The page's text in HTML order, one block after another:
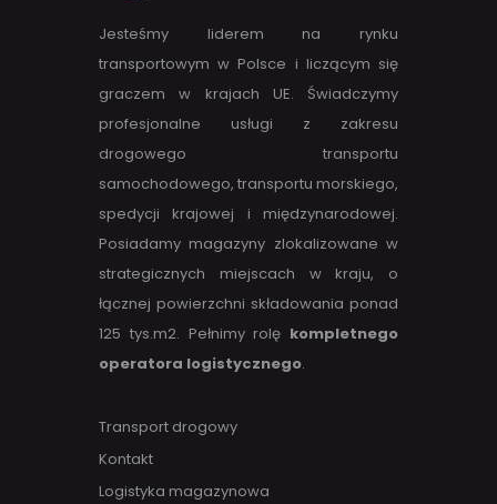
Jesteśmy liderem na rynku
transportowym w Polsce i liczącym się
graczem w krajach UE. Świadczymy
profesjonalne usługi z zakresu
drogowego transportu
samochodowego, transportu morskiego,
spedycji krajowej i międzynarodowej.
Posiadamy magazyny zlokalizowane w
strategicznych miejscach w kraju, o
łącznej powierzchni składowania ponad
125 tys.m2. Pełnimy rolę kompletnego
operatora logistycznego.
Transport drogowy
Kontakt
Logistyka magazynowa